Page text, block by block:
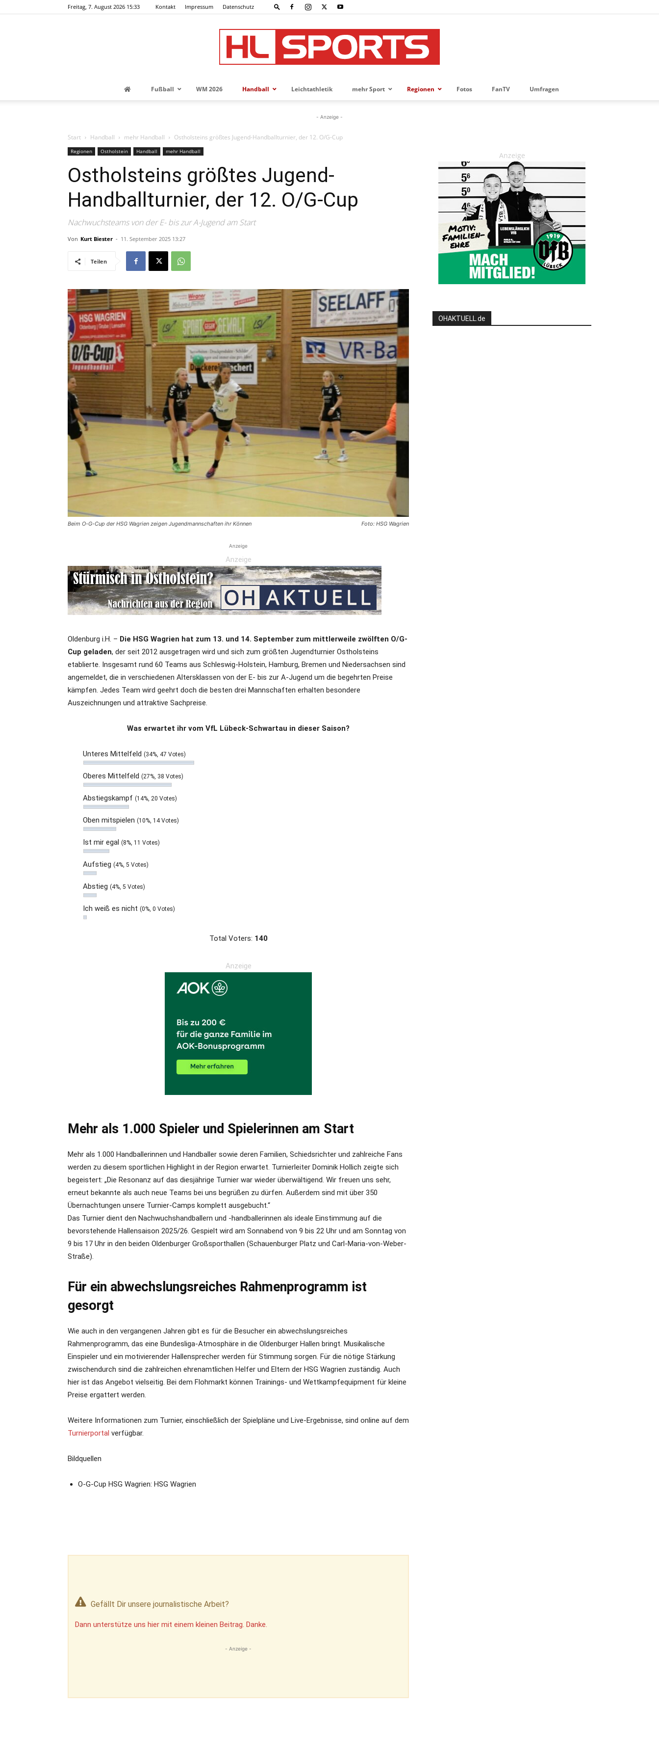
Freitag, 7. August 2026 15:33 Kontakt Impressum Datenschutz
Sport-
News
für
Lübeck
Fußball WM 2026 Handball Leichtathletik mehr Sport Regionen Fotos FanTV Umfragen
- Anzeige -
Start Handball mehr Handball Ostholsteins größtes Jugend-Handballturnier, der 12. O/G-Cup
Regionen Ostholstein Handball mehr Handball
Ostholsteins größtes Jugend-
Handballturnier, der 12. O/G-Cup
Nachwuchsteams von der E- bis zur A-Jugend am Start
Von Kurt Biester - 11. September 2025 13:27
Teilen
Beim O-G-Cup der HSG Wagrien zeigen Jugendmannschaften ihr Können Foto: HSG Wagrien
Anzeige
Anzeige
Oldenburg i.H. – Die HSG Wagrien hat zum 13. und 14. September zum mittlerweile zwölften O/G-
Cup geladen, der seit 2012 ausgetragen wird und sich zum größten Jugendturnier Ostholsteins
etablierte. Insgesamt rund 60 Teams aus Schleswig-Holstein, Hamburg, Bremen und Niedersachsen sind
angemeldet, die in verschiedenen Altersklassen von der E- bis zur A-Jugend um die begehrten Preise
kämpfen. Jedes Team wird geehrt doch die besten drei Mannschaften erhalten besondere
Auszeichnungen und attraktive Sachpreise.
Was erwartet ihr vom VfL Lübeck-Schwartau in dieser Saison?
Unteres Mittelfeld (34%, 47 Votes)
Oberes Mittelfeld (27%, 38 Votes)
Abstiegskampf (14%, 20 Votes)
Oben mitspielen (10%, 14 Votes)
Ist mir egal (8%, 11 Votes)
Aufstieg (4%, 5 Votes)
Abstieg (4%, 5 Votes)
Ich weiß es nicht (0%, 0 Votes)
Total Voters: 140
Anzeige
Mehr als 1.000 Spieler und Spielerinnen am Start
Mehr als 1.000 Handballerinnen und Handballer sowie deren Familien, Schiedsrichter und zahlreiche Fans
werden zu diesem sportlichen Highlight in der Region erwartet. Turnierleiter Dominik Hollich zeigte sich
begeistert: „Die Resonanz auf das diesjährige Turnier war wieder überwältigend. Wir freuen uns sehr,
erneut bekannte als auch neue Teams bei uns begrüßen zu dürfen. Außerdem sind mit über 350
Übernachtungen unsere Turnier-Camps komplett ausgebucht.“
Das Turnier dient den Nachwuchshandballern und -handballerinnen als ideale Einstimmung auf die
bevorstehende Hallensaison 2025/26. Gespielt wird am Sonnabend von 9 bis 22 Uhr und am Sonntag von
9 bis 17 Uhr in den beiden Oldenburger Großsporthallen (Schauenburger Platz und Carl-Maria-von-Weber-
Straße).
Für ein abwechslungsreiches Rahmenprogramm ist
gesorgt
Wie auch in den vergangenen Jahren gibt es für die Besucher ein abwechslungsreiches
Rahmenprogramm, das eine Bundesliga-Atmosphäre in die Oldenburger Hallen bringt. Musikalische
Einspieler und ein motivierender Hallensprecher werden für Stimmung sorgen. Für die nötige Stärkung
zwischendurch sind die zahlreichen ehrenamtlichen Helfer und Eltern der HSG Wagrien zuständig. Auch
hier ist das Angebot vielseitig. Bei dem Flohmarkt können Trainings- und Wettkampfequipment für kleine
Preise ergattert werden.
Weitere Informationen zum Turnier, einschließlich der Spielpläne und Live-Ergebnisse, sind online auf dem
Turnierportal verfügbar.
Bildquellen
O-G-Cup HSG Wagrien: HSG Wagrien
Gefällt Dir unsere journalistische Arbeit?
Dann unterstütze uns hier mit einem kleinen Beitrag. Danke.
- Anzeige -
Anzeige